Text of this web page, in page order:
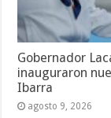
Gobernador
inauguraron
Ibarra
agosto 9, 2026